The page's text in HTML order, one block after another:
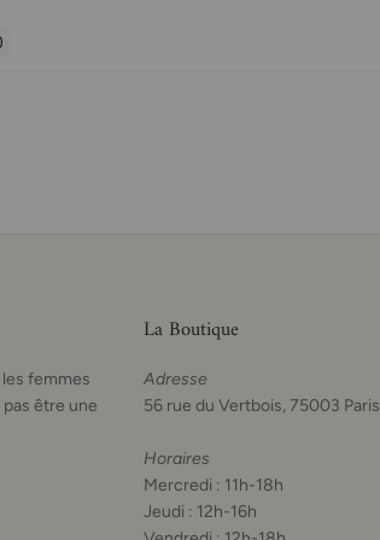
femmes
être une
La Boutique
Adresse
56 rue du Vertbois, 75003 Paris
Horaires
Mercredi : 11h-18h
Jeudi : 12h-16h